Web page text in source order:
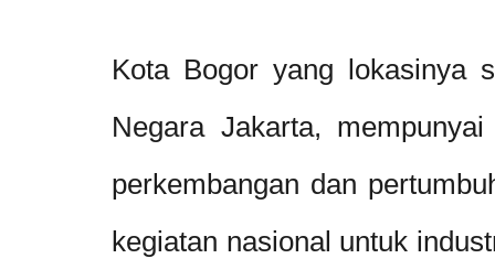
Kota Bogor yang lokasinya
Negara Jakarta,
perkembangan dan
kegiatan nasional untuk